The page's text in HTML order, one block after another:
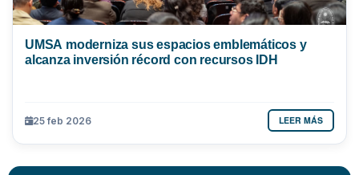
UMSA moderniza sus espacios emblemáticos y
alcanza inversión récord con recursos IDH
25 feb 2026 LEER MÁS